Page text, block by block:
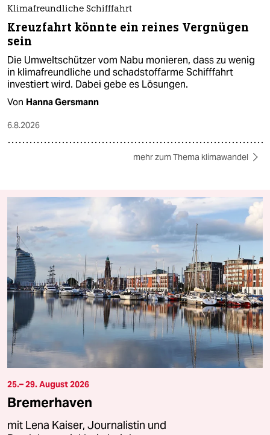
Klimafreundliche Schifffahrt
Kreuzfahrt könnte ein reines Vergnügen
sein
Die Umweltschützer vom Nabu monieren, dass zu wenig
in klimafreundliche und schadstoffarme Schifffahrt
investiert wird. Dabei gebe es Lösungen.
Von Hanna Gersmann
6.8.2026
mehr zum Thema klimawandel
25.– 29. August 2026
Bremerhaven
mit Lena Kaiser, Journalistin und